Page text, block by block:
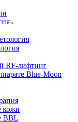
RF-лифтинг
Blue-Moon
кожи
BBL